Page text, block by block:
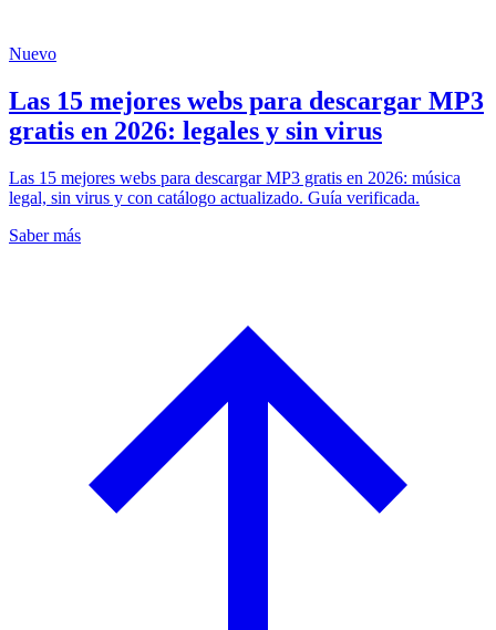
Nuevo
Las 15 mejores webs para descargar MP3
gratis en 2026: legales y sin virus
Las 15 mejores webs para descargar MP3 gratis en 2026: música
legal, sin virus y con catálogo actualizado. Guía verificada.
Saber más